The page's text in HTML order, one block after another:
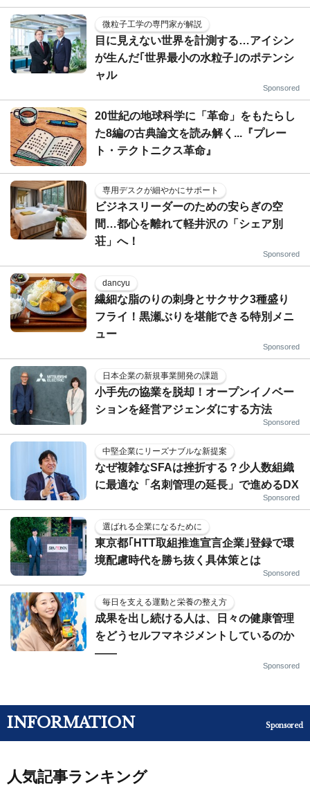
微粒子工学の専門家が解説
目に見えない世界を計測する…アイシン
が生んだ｢世界最小の水粒子｣のポテンシ
ャル
Sponsored
20世紀の地球科学に「革命」をもたらし
た8編の古典論文を読み解く...『プレー
ト・テクトニクス革命』
専用デスクが細やかにサポート
ビジネスリーダーのための安らぎの空
間…都心を離れて軽井沢の「シェア別
荘」へ！
Sponsored
dancyu
繊細な脂のりの刺身とサクサク3種盛り
フライ！黒瀬ぶりを堪能できる特別メニ
ュー
Sponsored
日本企業の新規事業開発の課題
小手先の協業を脱却！オープンイノベー
ションを経営アジェンダにする方法
Sponsored
中堅企業にリーズナブルな新提案
なぜ複雑なSFAは挫折する？少人数組織
に最適な「名刺管理の延長」で進めるDX
Sponsored
選ばれる企業になるために
東京都｢HTT取組推進宣言企業｣登録で環
境配慮時代を勝ち抜く具体策とは
Sponsored
毎日を支える運動と栄養の整え方
成果を出し続ける人は、日々の健康管理
をどうセルフマネジメントしているのか
——
Sponsored
INFORMATION Sponsored
人気記事ランキング